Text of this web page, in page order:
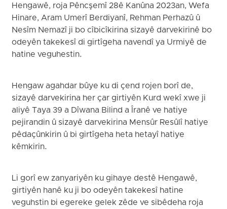
Hengawê, roja Pêncşemî 28ê Kanûna 2023an, Wefa
Hinare, Aram Umerî Berdiyanî, Rehman Perhazû û
Nesîm Nemazî ji bo cîbicîkirina sizayê darvekirinê bo
odeyên takekesî di girtîgeha navendî ya Urmiyê de
hatine veguhestin.
Hengaw agahdar bûye ku di çend rojen borî de,
sizayê darvekirina her çar girtiyên Kurd wekî xwe ji
aliyê Taya 39 a Dîwana Bilind a Îranê ve hatiye
pejirandin û sizayê darvekirina Mensûr Resûlî hatiye
pêdaçûnkirin û bi girtîgeha heta hetayî hatiye
kêmkirin.
Li gorî ew zanyariyên ku gihaye destê Hengawê,
girtiyên hanê ku ji bo odeyên takekesî hatine
veguhstin bi egereke gelek zêde ve sibêdeha roja